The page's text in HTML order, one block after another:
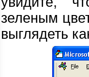
зеленым
выглядеть